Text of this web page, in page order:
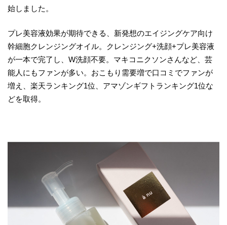
始しました。
プレ美容液効果が期待できる、新発想のエイジングケア向け
幹細胞クレンジングオイル。クレンジング+洗顔+プレ美容液
が一本で完了し、W洗顔不要。マキコニクソンさんなど、芸
能人にもファンが多い。おこもり需要増で口コミでファンが
増え、楽天ランキング1位、アマゾンギフトランキング1位な
どを取得。